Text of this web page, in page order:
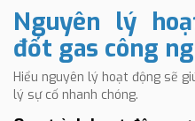
Nguyên lý
đốt gas công
Hiểu nguyên lý hoạt động sẽ
lý sự cố nhanh chóng.